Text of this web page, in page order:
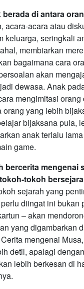
di antara
acara-acara atau
keluarga, seringkali
membiarkan
bagaimana cara
akan
dewasa. Anak
mengimitasi orang
orang yang lebih
bijaksana pula,
anak terlalu
game.
bercerita mengenai
tokoh
sejarah yang
diingat ini bukan
– akan
yang digambarkan
mengenai
detil, apalagi
lebih berkesan di